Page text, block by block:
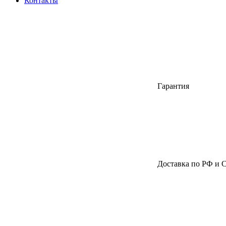
Гарантия
Доставка по РФ и